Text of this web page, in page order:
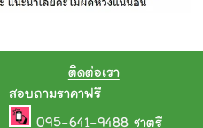
ติดต่อเรา
สอบถามราคาฟรี
095-641-9488 ชาตรี